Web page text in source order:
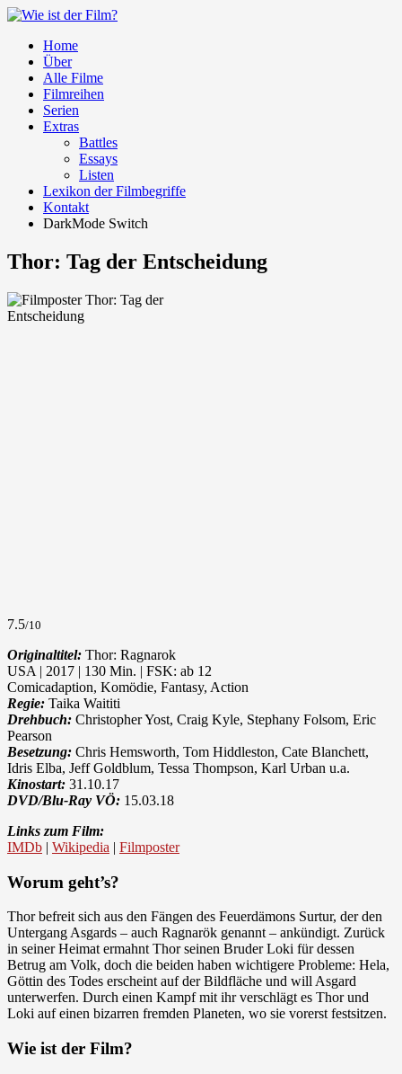
Home
Über
Alle Filme
Filmreihen
Serien
Extras
Battles
Essays
Listen
Lexikon der Filmbegriffe
Kontakt
DarkMode Switch
Thor: Tag der Entscheidung
7.5/10
Originaltitel: Thor: Ragnarok
USA | 2017 | 130 Min. | FSK: ab 12
Comicadaption, Komödie, Fantasy, Action
Regie: Taika Waititi
Drehbuch: Christopher Yost, Craig Kyle, Stephany Folsom, Eric
Pearson
Besetzung: Chris Hemsworth, Tom Hiddleston, Cate Blanchett,
Idris Elba, Jeff Goldblum, Tessa Thompson, Karl Urban u.a.
Kinostart: 31.10.17
DVD/Blu-Ray VÖ: 15.03.18
Links zum Film:
IMDb | Wikipedia | Filmposter
Worum geht’s?
Thor befreit sich aus den Fängen des Feuerdämons Surtur, der den
Untergang Asgards – auch Ragnarök genannt – ankündigt. Zurück
in seiner Heimat ermahnt Thor seinen Bruder Loki für dessen
Betrug am Volk, doch die beiden haben wichtigere Probleme: Hela,
Göttin des Todes erscheint auf der Bildfläche und will Asgard
unterwerfen. Durch einen Kampf mit ihr verschlägt es Thor und
Loki auf einen bizarren fremden Planeten, wo sie vorerst festsitzen.
Wie ist der Film?